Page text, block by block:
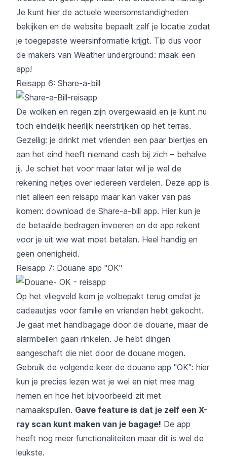
Je kunt hier de actuele weersomstandigheden
bekijken en de website bepaalt zelf je locatie zodat
je toegepaste weersinformatie krijgt. Tip dus voor
de makers van Weather underground: maak een
app!
Reisapp 6: Share-a-bill
De wolken en regen zijn overgewaaid en je kunt nu
toch eindelijk heerlijk neerstrijken op het terras.
Gezellig: je drinkt met vrienden een paar biertjes en
aan het eind heeft niemand cash bij zich – behalve
jij. Je schiet het voor maar later wil je wel de
rekening netjes over iedereen verdelen. Deze app is
niet alleen een reisapp maar kan vaker van pas
komen: download de Share-a-bill app. Hier kun je
de betaalde bedragen invoeren en de app rekent
voor je uit wie wat moet betalen. Heel handig en
geen onenigheid.
Reisapp 7: Douane app "OK"
Op het vliegveld kom je volbepakt terug omdat je
cadeautjes voor familie en vrienden hebt gekocht.
Je gaat met handbagage door de douane, maar de
alarmbellen gaan rinkelen. Je hebt dingen
aangeschaft die niet door de douane mogen.
Gebruik de volgende keer de douane app "OK": hier
kun je precies lezen wat je wel en niet mee mag
nemen en hoe het bijvoorbeeld zit met
namaakspullen. Gave feature is dat je zelf een X-
ray scan kunt maken van je bagage! De app
heeft nog meer functionaliteiten maar dit is wel de
leukste.